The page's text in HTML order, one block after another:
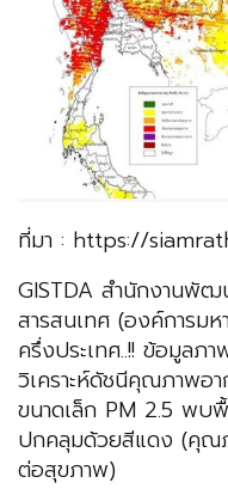
ที่มา : https://
GISTDA สำนักงานพัฒ
สารสนเทศ (องค์การม
ครึ่งประเทศ..!! ข้อมูลภ
วิเคราะห์ดัชนีคุณภาพอ
ขนาดเล็ก PM 2.5 พบ
ปกคลุมด้วยสีแดง (คุณ
ต่อสุขภาพ)